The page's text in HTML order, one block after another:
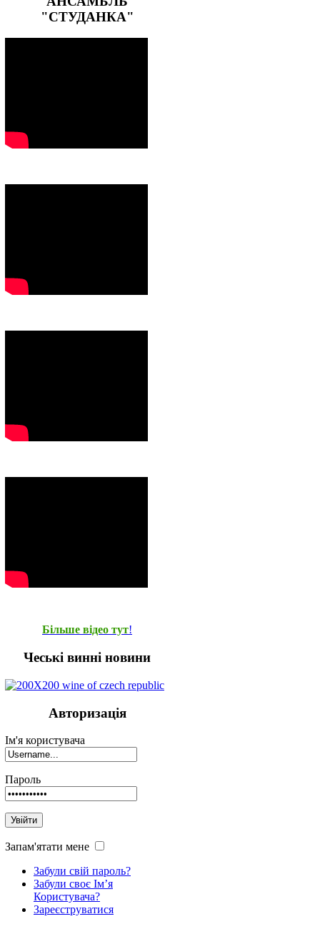
"СТУДАНКА"
Більше відео тут!
Чеські винні новини
Авторизація
Ім'я користувача
Пароль
Увійти
Запам'ятати мене
Забули свій пароль?
Забули своє Ім’я
Користувача?
Зареєструватися